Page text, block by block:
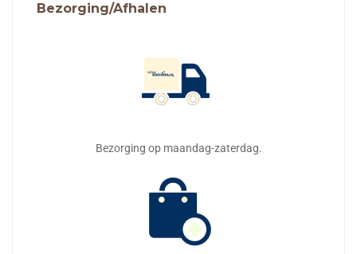
Bezorging/Afhalen
Bezorging op maandag-zaterdag.